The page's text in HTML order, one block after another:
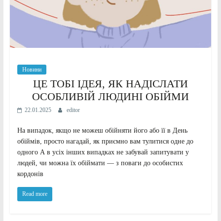
Новини
ЦЕ ТОБІ ІДЕЯ, ЯК НАДІСЛАТИ
ОСОБЛИВІЙ ЛЮДИНІ ОБІЙМИ
22.01.2025 editor
На випадок, якщо не можеш обійняти його або її в День
обіймів, просто нагадай, як приємно вам тулитися одне до
одного А в усіх інших випадках не забувай запитувати у
людей, чи можна їх обіймати — з поваги до особистих
кордонів
Read more